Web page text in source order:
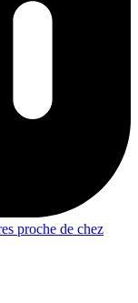
proche de chez